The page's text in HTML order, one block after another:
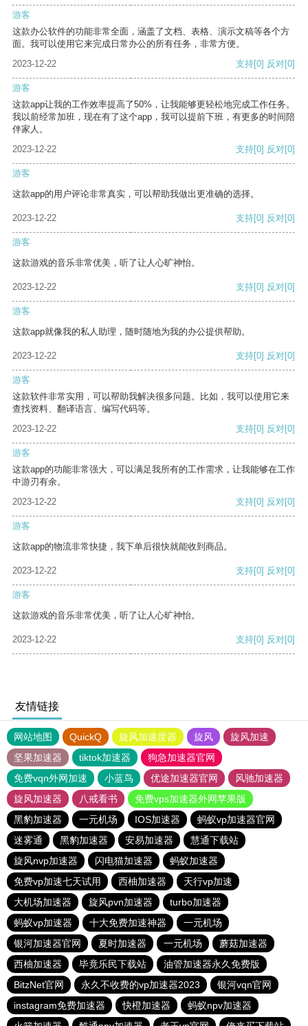
游客
这款办公软件的功能非常全面，涵盖了文档、表格、演示文稿等各个方
面。我可以使用它来完成日常办公的所有任务，非常方便。
2023-12-22
支持[0] 反对[0]
游客
这款app让我的工作效率提高了50%，让我能够更轻松地完成工作任务。
我以前经常加班，现在有了这个app，我可以提前下班，有更多的时间陪
伴家人。
2023-12-22
支持[0] 反对[0]
游客
这款app的用户评论非常真实，可以帮助我做出更准确的选择。
2023-12-22 支持[0] 反对[0]
游客
这款游戏的音乐非常优美，听了让人心旷神怡。
2023-12-22 支持[0] 反对[0]
游客
这款app就像我的私人助理，随时随地为我的办公提供帮助。
2023-12-22 支持[0] 反对[0]
游客
这款软件非常实用，可以帮助我解决很多问题。比如，我可以使用它来
查找资料、翻译语言、编写代码等。
2023-12-22
支持[0] 反对[0]
游客
这款app的功能非常强大，可以满足我所有的工作需求，让我能够在工作
中游刃有余。
2023-12-22
支持[0] 反对[0]
游客
这款app的物流非常快捷，我下单后很快就能收到商品。
2023-12-22 支持[0] 反对[0]
游客
这款游戏的音乐非常优美，听了让人心旷神怡。
2023-12-22 支持[0] 反对[0]
友情链接
网站地图 QuickQ 旋风加速度器 旋风
旋风加速
坚果加速器
tiktok加速器
狗急加速器官网
免费vqn外网加速
小蓝鸟 优途加速器官网
风驰加速器
旋风加速器
八戒看书
免费vps加速器外网苹果版
黑豹加速器
一元机场 IOS加速器
蚂蚁vp加速器官网
迷雾通
黑豹加速器 安易加速器
慧通下载站
旋风nvp加速器
闪电猫加速器
蚂蚁加速器
免费vp加速七天试用
西柚加速器
天行vp加速
大机场加速器
旋风pvn加速器
turbo加速器
蚂蚁vp加速器
十大免费加速神器
一元机场
银河加速器官网
夏时加速器 一元机场
蘑菇加速器
西柚加速器
毕竟乐民下载站
油管加速器永久免费版
BitzNet官网
永久不收费的vp加速器2023
银河vqn官网
instagram免费加速器
快橙加速器
蚂蚁npv加速器